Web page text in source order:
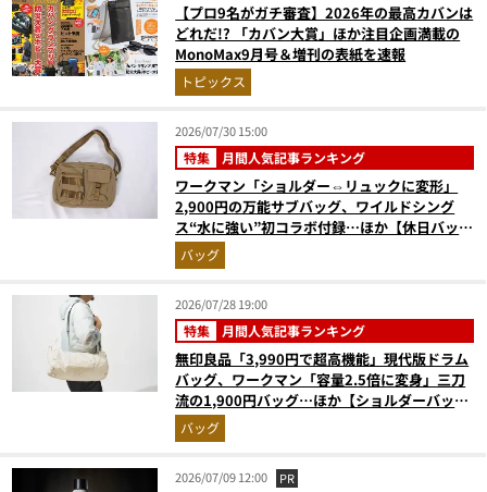
【プロ9名がガチ審査】2026年の最高カバンは
どれだ!? 「カバン大賞」ほか注目企画満載の
MonoMax9月号＆増刊の表紙を速報
トピックス
2026/07/30 15:00
特集 月間人気記事ランキング
ワークマン「ショルダー⇔リュックに変形」
2,900円の万能サブバッグ、ワイルドシング
ス“水に強い”初コラボ付録…ほか【休日バッグ
の人気記事ランキングベスト3】（2026年6月
版）
バッグ
2026/07/28 19:00
特集 月間人気記事ランキング
無印良品「3,990円で超高機能」現代版ドラム
バッグ、ワークマン「容量2.5倍に変身」三刀
流の1,900円バッグ…ほか【ショルダーバッグ
の人気記事ランキングベスト3】（2026年6月
版）
バッグ
2026/07/09 12:00 PR